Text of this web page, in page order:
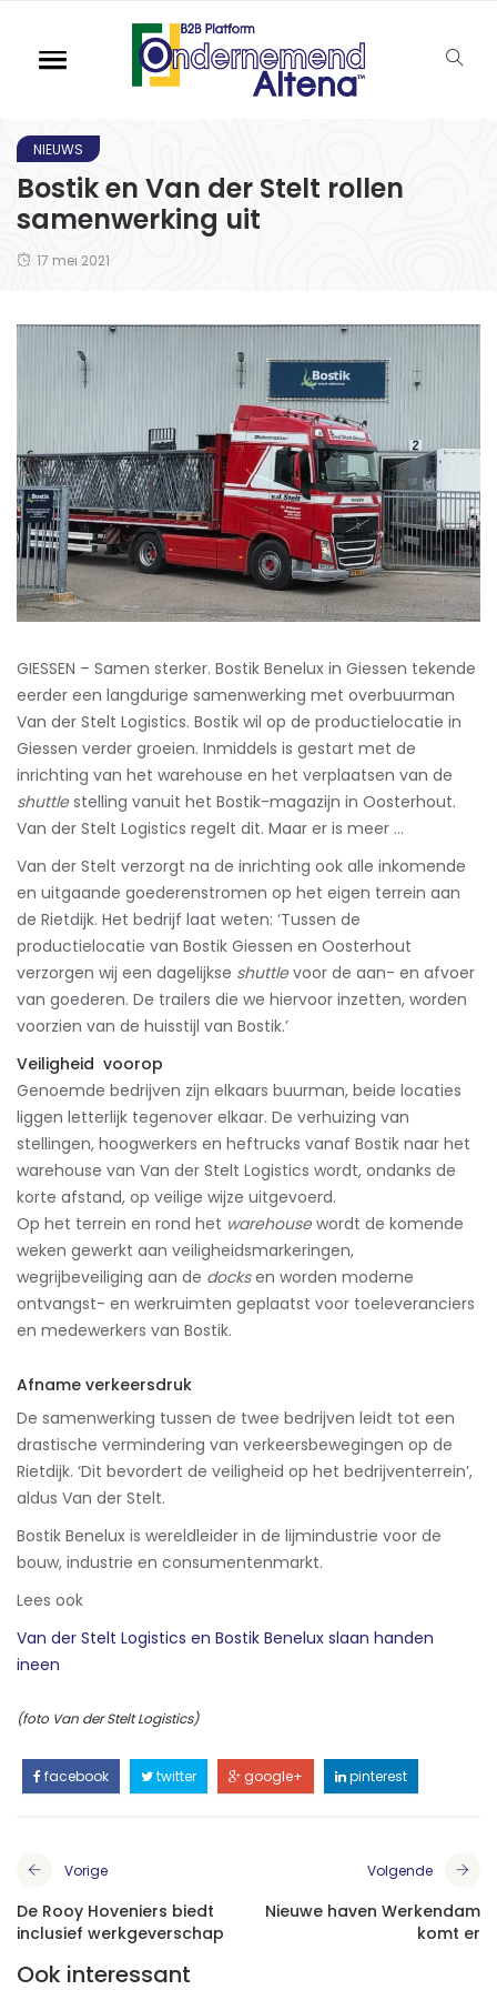
NIEUWS
Bostik en Van der Stelt rollen
samenwerking uit
17 mei 2021
GIESSEN – Samen sterker. Bostik Benelux in Giessen tekende
eerder een langdurige samenwerking met overbuurman
Van der Stelt Logistics. Bostik wil op de productielocatie in
Giessen verder groeien. Inmiddels is gestart met de
inrichting van het warehouse en het verplaatsen van de
shuttlestelling vanuit het Bostik-magazijn in Oosterhout.
Van der Stelt Logistics regelt dit. Maar er is meer …
Van der Stelt verzorgt na de inrichting ook alle inkomende
en uitgaande goederenstromen op het eigen terrein aan
de Rietdijk. Het bedrijf laat weten: ‘Tussen de
productielocatie van Bostik Giessen en Oosterhout
verzorgen wij een dagelijkse shuttlevoor de aan- en afvoer
van goederen. De trailers die we hiervoor inzetten, worden
voorzien van de huisstijl van Bostik.’
Veiligheid voorop
Genoemde bedrijven zijn elkaars buurman, beide locaties
liggen letterlijk tegenover elkaar. De verhuizing van
stellingen, hoogwerkers en heftrucks vanaf Bostik naar het
warehouse van Van der Stelt Logistics wordt, ondanks de
korte afstand, op veilige wijze uitgevoerd.
Op het terrein en rond het warehousewordt de komende
weken gewerkt aan veiligheidsmarkeringen,
wegrijbeveiliging aan de docksen worden moderne
ontvangst- en werkruimten geplaatst voor toeleveranciers
en medewerkers van Bostik.
Afname verkeersdruk
De samenwerking tussen de twee bedrijven leidt tot een
drastische vermindering van verkeersbewegingen op de
Rietdijk. ‘Dit bevordert de veiligheid op het bedrijventerrein’,
aldus Van der Stelt.
Bostik Benelux is wereldleider in de lijmindustrie voor de
bouw, industrie en consumentenmarkt.
Lees ook
Van der Stelt Logistics en Bostik Benelux slaan handen
ineen
(foto Van der Stelt Logistics)
facebook twitter google+ pinterest
Vorige
De Rooy Hoveniers biedt
inclusief werkgeverschap
Volgende
Nieuwe haven Werkendam
komt er
Ook interessant